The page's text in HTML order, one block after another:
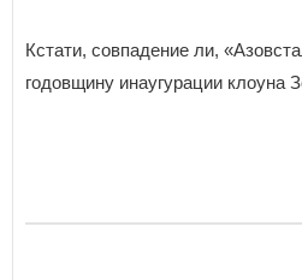
Кстати, совпадение ли,
годовщину инаугурации клоуна